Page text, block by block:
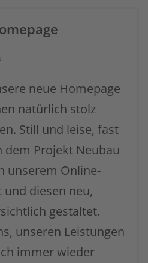
neue Homepage
natürlich stolz
Still und leise, fast
Projekt Neubau
unserem Online-
diesen neu,
gestaltet.
unseren Leistungen
immer wieder